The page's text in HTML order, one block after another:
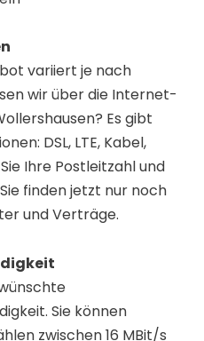
variiert je nach
wir über die Internet-
Es gibt
DSL, LTE, Kabel,
Ihre Postleitzahl und
finden jetzt nur noch
und Verträge.
Sie können
zwischen 16 MBit/s